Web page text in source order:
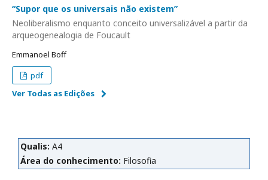
“Supor que os universais não existem”
Neoliberalismo enquanto conceito universalizável a partir da
arqueogenealogia de Foucault
Emmanoel Boff
pdf
Ver Todas as Edições
Qualis: A4
Área do conhecimento: Filosofia